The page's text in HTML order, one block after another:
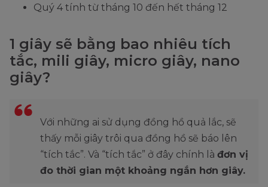
Quý 4 tính từ tháng 10 đến hết tháng 12
1 giây sẽ bằng bao nhiêu tích
tắc, mili giây, micro giây, nano
giây?
Với những ai sử dụng đồng hồ quả lắc, sẽ
thấy mỗi giây trôi qua đồng hồ sẽ báo lên
“tích tắc”. Và “tích tắc” ở đây chính là đơn vị
đo thời gian một khoảng ngắn hơn giây.